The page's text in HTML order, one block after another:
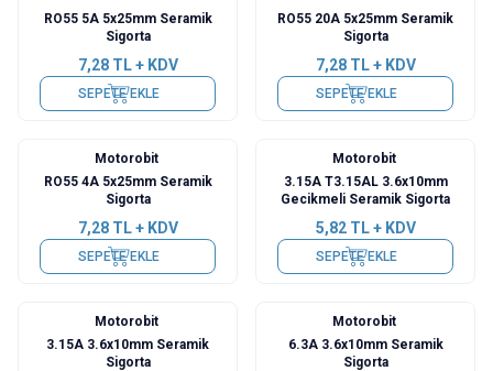
RO55 5A 5x25mm Seramik
Sigorta
7,28TL + KDV
SEPETE EKLE
RO55 20A 5x25mm Seramik
Sigorta
7,28TL + KDV
SEPETE EKLE
Motorobit
RO55 4A 5x25mm Seramik
Sigorta
7,28TL + KDV
SEPETE EKLE
Motorobit
3.15A T3.15AL 3.6x10mm
Gecikmeli Seramik Sigorta
5,82TL + KDV
SEPETE EKLE
Motorobit
3.15A 3.6x10mm Seramik
Sigorta
Motorobit
6.3A 3.6x10mm Seramik
Sigorta